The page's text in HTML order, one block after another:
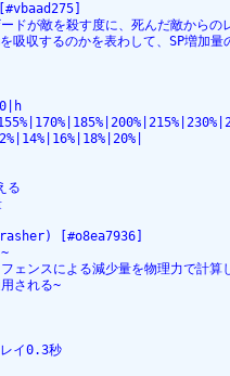
ドが敵を殺す度に、死んだ敵からの
吸収するのかを表わして、SP増加
る
[#o8ea7936]
ェンスによる減少量を物理力で計算
される~
イ0.3秒